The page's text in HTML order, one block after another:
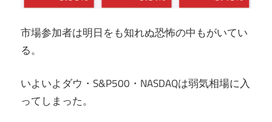
市場参加者は明日をも知れぬ恐怖の中もがいてい
る。
いよいよダウ・S&P500・NASDAQは弱気相場に入
ってしまった。